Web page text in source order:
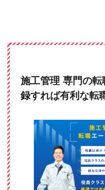
施工管理 専門の
録すれば有利な転